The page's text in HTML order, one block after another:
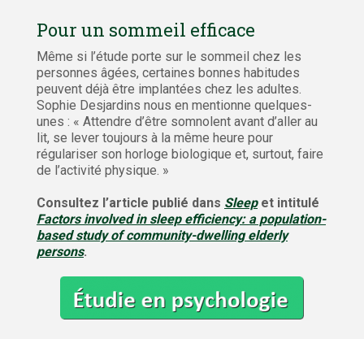
Pour un sommeil efficace
Même si l’étude porte sur le sommeil chez les
personnes âgées, certaines bonnes habitudes
peuvent déjà être implantées chez les adultes.
Sophie Desjardins nous en mentionne quelques-
unes : « Attendre d’être somnolent avant d’aller au
lit, se lever toujours à la même heure pour
régulariser son horloge biologique et, surtout, faire
de l’activité physique. »
Consultez l’article publié dans Sleepet intitulé
Factors involved in sleep efficiency: a population-
based study of community-dwelling elderly
persons.